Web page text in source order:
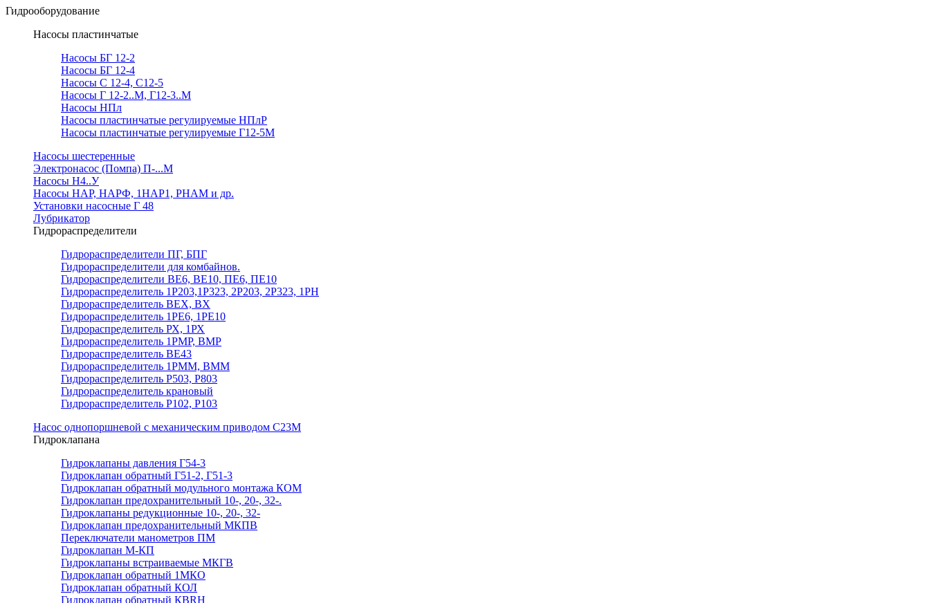
Гидрооборудование
Насосы пластинчатые
Насосы БГ 12-2
Насосы БГ 12-4
Насосы С 12-4, С12-5
Насосы Г 12-2..М, Г12-3..М
Насосы НПл
Насосы пластинчатые регулируемые НПлР
Насосы пластинчатые регулируемые Г12-5М
Насосы шестеренные
Электронасос (Помпа) П-...М
Насосы Н4..У
Насосы НАР, НАРФ, 1НАР1, РНАМ и др.
Установки насосные Г 48
Лубрикатор
Гидрораспределители
Гидрораспределители ПГ, БПГ
Гидрораспределители для комбайнов.
Гидрораспределители ВЕ6, ВЕ10, ПЕ6, ПЕ10
Гидрораспределитель 1Р203,1Р323, 2Р203, 2Р323, 1РН
Гидрораспределитель ВЕХ, ВХ
Гидрораспределитель 1РЕ6, 1РЕ10
Гидрораспределитель РХ, 1РХ
Гидрораспределитель 1РМР, ВМР
Гидрораспределитель ВЕ43
Гидрораспределитель 1РММ, ВММ
Гидрораспределитель Р503, Р803
Гидрораспределитель крановый
Гидрораспределитель Р102, Р103
Насос однопоршневой с механическим приводом С23М
Гидроклапана
Гидроклапаны давления Г54-3
Гидроклапан обратный Г51-2, Г51-3
Гидроклапан обратный модульного монтажа КОМ
Гидроклапан предохранительный 10-, 20-, 32-.
Гидроклапаны редукционные 10-, 20-, 32-
Гидроклапан предохранительный МКПВ
Переключатели манометров ПМ
Гидроклапан М-КП
Гидроклапаны встраиваемые МКГВ
Гидроклапан обратный 1МКО
Гидроклапан обратный КОЛ
Гидроклапан обратный КВRН